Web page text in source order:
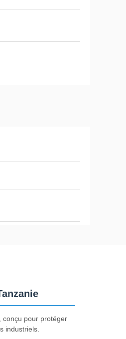
conçu pour protéger
industriels.